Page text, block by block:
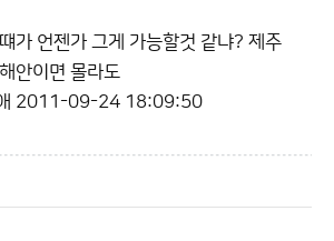
가 언젠가 그게 가능할것 같냐? 제주
안이면 몰라도
2011-09-24 18:09:50